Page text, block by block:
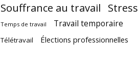
Souffrance au travail Stress
Temps de travail Travail temporaire
Télétravail Élections professionnelles